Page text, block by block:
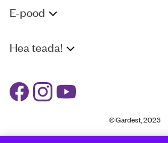
E-pood
Hea teada!
© Gardest, 2023